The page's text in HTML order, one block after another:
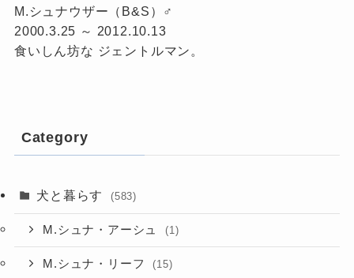
M.シュナウザー（B&S）♂
2000.3.25 ～ 2012.10.13
食いしん坊な ジェントルマン。
Category
犬と暮らす (583)
M.シュナ・アーシュ (1)
M.シュナ・リーフ (15)